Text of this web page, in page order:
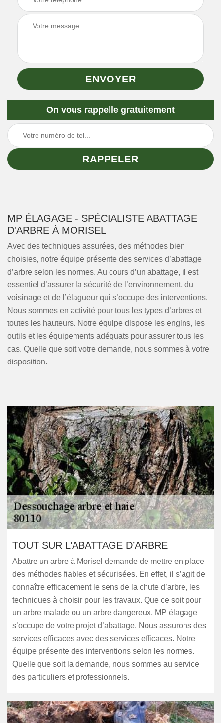
On vous rappelle gratuitement
MP ÉLAGAGE - SPÉCIALISTE ABATTAGE
D'ARBRE À MORISEL
Avec des techniques assurées, des méthodes bien
choisies, notre équipe présente des services d’abattage
d’arbre selon les normes. Au cours d’un abattage, il est
essentiel d’assurer la sécurité de l’environnement, du
voisinage et de l’élagueur qui s’occupe des interventions.
Nous sommes en activité pour tous les types d’arbres et
toutes les hauteurs. Notre équipe dispose les engins, les
outils et les équipements adéquats pour assurer tous les
cas. Quelle que soit votre demande, nous sommes à votre
disposition.
TOUT SUR L’ABATTAGE D’ARBRE
Abattre un arbre à Morisel demande de mettre en place
des méthodes fiables et sécurisées. En effet, il s’agit de
connaître efficacement le sens de la chute d’arbre, les
techniques à choisir pour les travaux. Que ce soit pour
un arbre malade ou un arbre dangereux, MP élagage
s’occupe de votre projet d’abattage. Nous assurons des
services efficaces avec des services efficaces. Notre
équipe présente des interventions selon les normes.
Quelle que soit la demande, nous sommes au service
des particuliers et professionnels.